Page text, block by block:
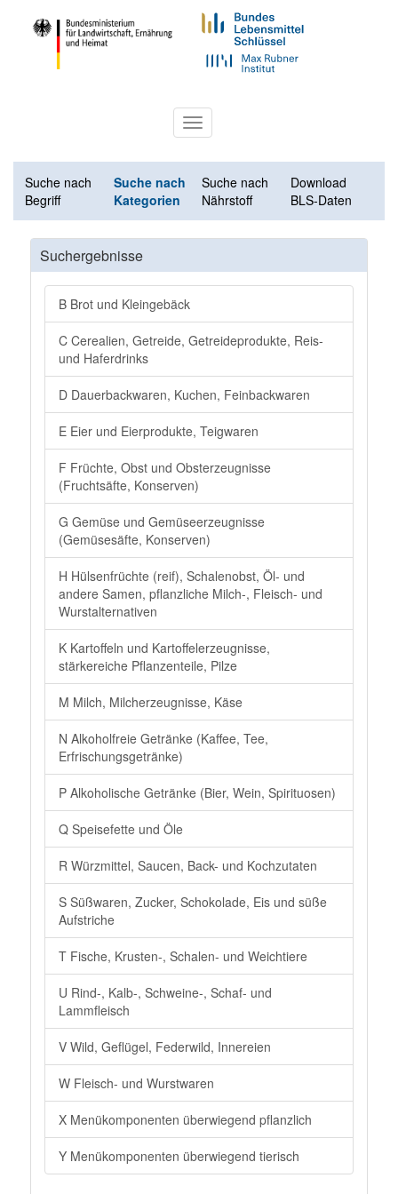
Toggle
navigation
Suche nach
Begriff
Suche nach
Kategorien
Suche nach
Nährstoff
Download
BLS-Daten
Suchergebnisse
B Brot und Kleingebäck
C Cerealien, Getreide, Getreideprodukte, Reis-
und Haferdrinks
D Dauerbackwaren, Kuchen, Feinbackwaren
E Eier und Eierprodukte, Teigwaren
F Früchte, Obst und Obsterzeugnisse
(Fruchtsäfte, Konserven)
G Gemüse und Gemüseerzeugnisse
(Gemüsesäfte, Konserven)
H Hülsenfrüchte (reif), Schalenobst, Öl- und
andere Samen, pflanzliche Milch-, Fleisch- und
Wurstalternativen
K Kartoffeln und Kartoffelerzeugnisse,
stärkereiche Pflanzenteile, Pilze
M Milch, Milcherzeugnisse, Käse
N Alkoholfreie Getränke (Kaffee, Tee,
Erfrischungsgetränke)
P Alkoholische Getränke (Bier, Wein, Spirituosen)
Q Speisefette und Öle
R Würzmittel, Saucen, Back- und Kochzutaten
S Süßwaren, Zucker, Schokolade, Eis und süße
Aufstriche
T Fische, Krusten-, Schalen- und Weichtiere
U Rind-, Kalb-, Schweine-, Schaf- und
Lammfleisch
V Wild, Geflügel, Federwild, Innereien
W Fleisch- und Wurstwaren
X Menükomponenten überwiegend pflanzlich
Y Menükomponenten überwiegend tierisch